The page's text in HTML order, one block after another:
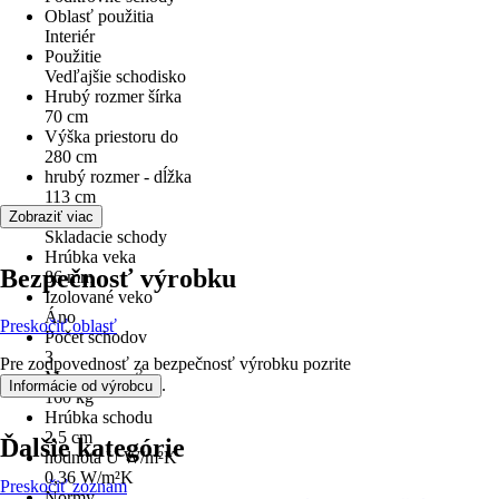
Oblasť použitia
Interiér
Použitie
Vedľajšie schodisko
Hrubý rozmer šírka
70 cm
Výška priestoru do
280 cm
hrubý rozmer - dĺžka
113 cm
Variant
Skladacie schody
Hrúbka veka
86 mm
Izolované veko
Áno
Počet schodov
3
Max. nosnosť
160 kg
Hrúbka schodu
2,5 cm
hodnota U W/m²K
0,36 W/m²K
Zobraziť viac
Bezpečnosť výrobku
Preskočiť oblasť
Pre zodpovednosť za bezpečnosť výrobku pozrite
Informácie od výrobcu .
Ďalšie kategórie
Preskočiť zoznam